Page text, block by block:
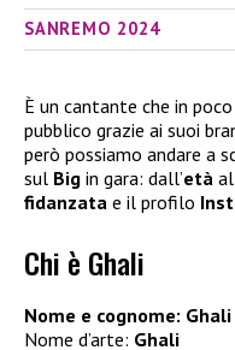
SANREMO 2024
È un cantante che in
pubblico grazie ai suoi
però possiamo andare a
sul Big in gara: dall’età
fidanzata e il profilo
Chi è Ghali
Nome e cognome:
Nome d’arte: Ghali